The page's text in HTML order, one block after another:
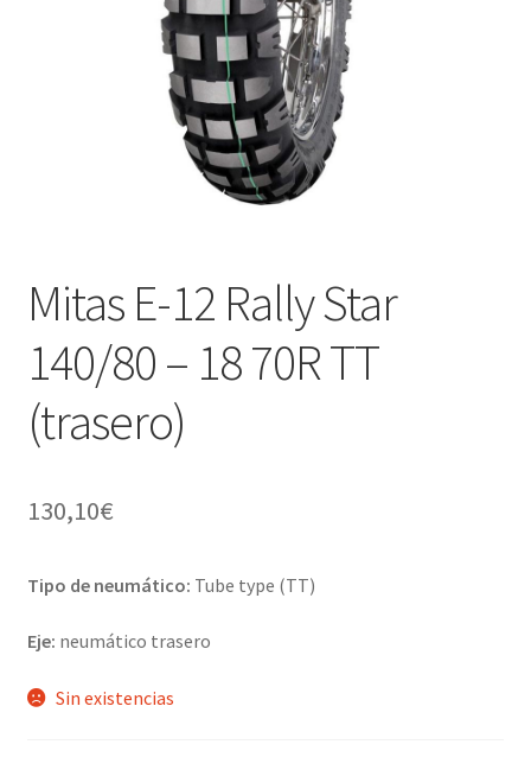
Mitas E-12 Rally Star
140/80 – 18 70R TT
(trasero)
130,10€
Tipo de neumático: Tube type (TT)
Eje: neumático trasero
Sin existencias